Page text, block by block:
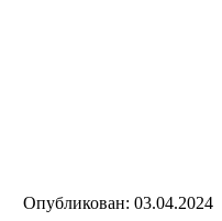
Опубликован: 03.04.2024